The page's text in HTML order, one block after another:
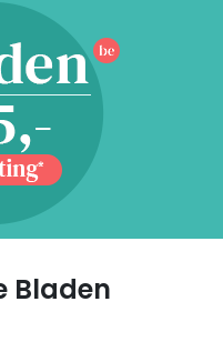
Bladen